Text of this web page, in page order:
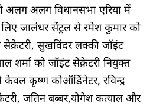
अलग विधानसभा एरिया में
जालंधर सेंट्रल से रमेश कुमार को
सेक्रेटरी, सुखविंदर लक्की जॉइंट
शर्मा को जॉइंट सेक्रेटरी नियुक्त
कृष्ण कोऑर्डिनेटर, रविन्द्र
जतिन बब्बर,योगेश कत्याल और